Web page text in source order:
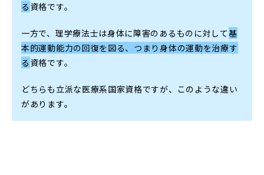
る 資格です。
一方で、理学療法士は身体に障害のあるものに対して基
本的運動能力の回復を図る、つまり身体の運動を治療す
る 資格です。
どちらも立派な医療系国家資格ですが、このような違い
があります。